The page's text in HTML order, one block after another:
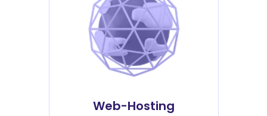
Web-Hosting